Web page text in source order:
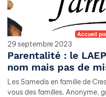
Accueil
29 septembre 2023
Parentalité : le
nom mais pas de
Les Samedis en famille de
vous des familles. Anonyme,